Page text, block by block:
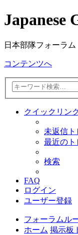
Japanese
日本部隊フォーラム
コンテンツへ
クイックリン
未返信ト
最近のト
検索
FAQ
ログイン
ユーザー登録
フォーラムル
ホーム 掲示板